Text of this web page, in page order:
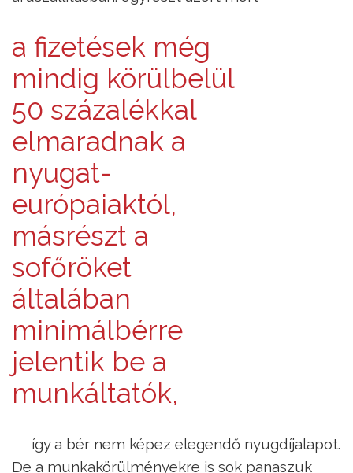
a fizetések még
mindig körülbelül
50 százalékkal
elmaradnak a
nyugat-
európaiaktól,
másrészt a
sofőröket
általában
minimálbérre
jelentik be a
munkáltatók,
így a bér nem képez elegendő nyugdíjalapot.
De a munkakörülményekre is sok panaszuk